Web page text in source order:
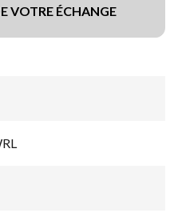
VOTRE ÉCHANGE